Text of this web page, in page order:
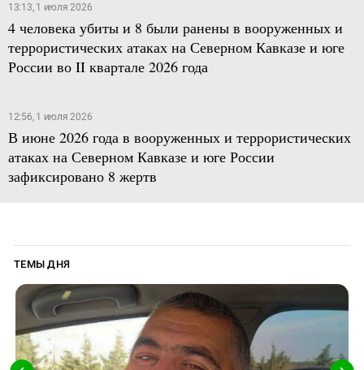
13:13, 1 июля 2026
4 человека убиты и 8 были ранены в вооруженных и
террористических атаках на Северном Кавказе и юге
России во II квартале 2026 года
12:56, 1 июля 2026
В июне 2026 года в вооруженных и террористических
атаках на Северном Кавказе и юге России
зафиксировано 8 жертв
ТЕМЫ ДНЯ